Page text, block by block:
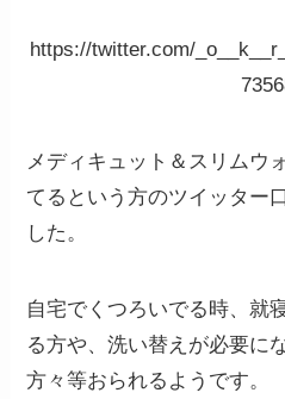
https://twitter.com/
メディキュット＆スリムウ
てるという方のツイッター
した。
自宅でくつろいでる時、就
る方や、洗い替えが必要に
方々等おられるようです。